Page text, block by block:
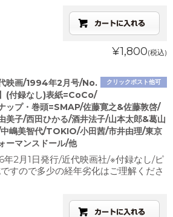
¥1,800(税込)
クリックポスト他可
代映画/1994年2月号/No.
(付録なし)表紙=CoCo/
ップ・巻頭=SMAP/佐藤寛之&佐藤敦啓/
美子/西田ひかる/酒井法子/山本太郎&葛山
嶋美智代/TOKIO/小田茜/市井由理/東京
ーマンスドール/他
年2月1日発行/近代映画社/※付録なし/ピ
すので多少の経年劣化はご理解くださ